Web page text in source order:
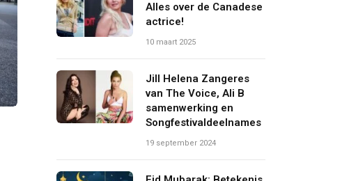
Alles over de Canadese
actrice!
10 maart 2025
Jill Helena Zangeres
van The Voice, Ali B
samenwerking en
Songfestivaldeelnames
19 september 2024